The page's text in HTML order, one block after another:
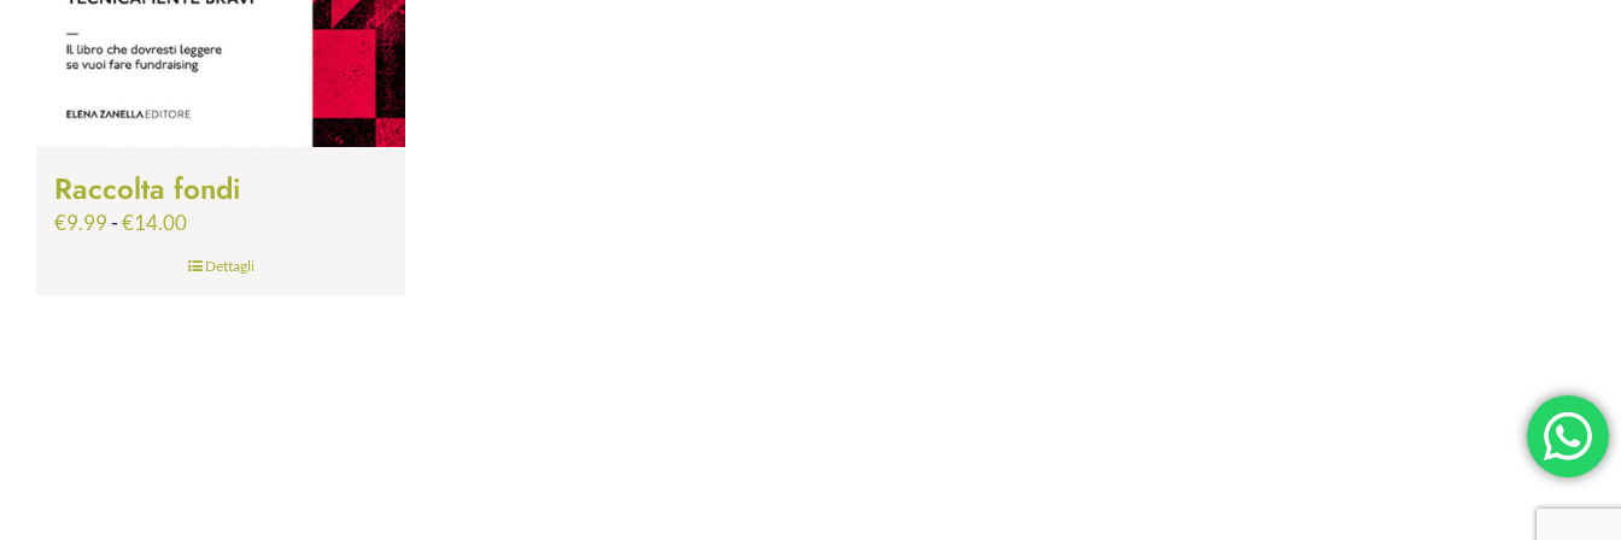
Raccolta fondi
€9.99-€14.00Fascia
prezzo:
Dettagli